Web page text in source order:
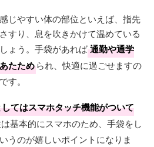
じやすい体の部位といえば、指先
すり、息を吹きかけて温めている
ょう。手袋があれば通勤や通学
たためられ、快適に過ごせますの
す。
てはスマホタッチ機能がついて
基本的にスマホのため、手袋をし
うのが嬉しいポイントになりま